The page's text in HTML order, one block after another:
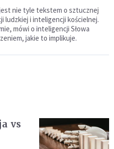
nie tyle tekstem o sztucznej
ludzkiej i inteligencji kościelnej.
mówi o inteligencji Słowa
jakie to implikuje.
vs